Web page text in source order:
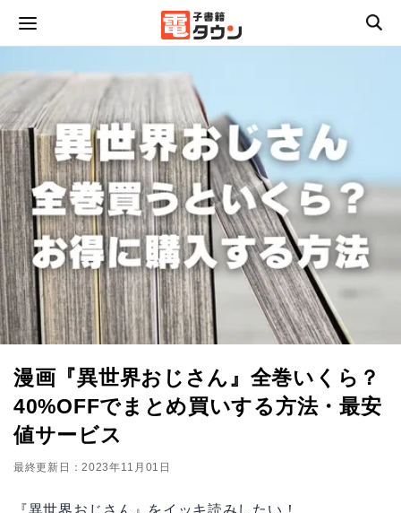
漫画『異世界おじさん』全巻いくら？
40%OFFでまとめ買いする方法・最安
値サービス
最終更新日：2023年11月01日
『異世界おじさん』をイッキ読みしたい！